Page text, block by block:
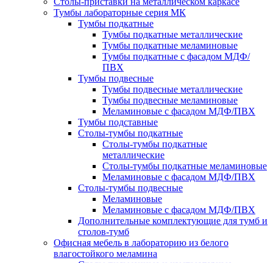
Тумбы лабораторные серия МК
Тумбы подкатные
Тумбы подкатные металлические
Тумбы подкатные меламиновые
Тумбы подкатные с фасадом МДФ/
ПВХ
Тумбы подвесные
Тумбы подвесные металлические
Тумбы подвесные меламиновые
Меламиновые с фасадом МДФ/ПВХ
Тумбы подставные
Столы-тумбы подкатные
Столы-тумбы подкатные
металлические
Столы-тумбы подкатные меламиновые
Меламиновые с фасадом МДФ/ПВХ
Столы-тумбы подвесные
Меламиновые
Меламиновые с фасадом МДФ/ПВХ
Дополнительные комплектующие для тумб и
столов-тумб
Офисная мебель в лабораторию из белого
влагостойкого меламина